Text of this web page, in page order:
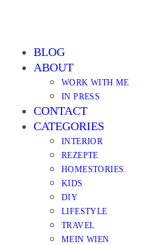
BLOG
ABOUT
WORK WITH ME
IN PRESS
CONTACT
CATEGORIES
INTERIOR
REZEPTE
HOMESTORIES
KIDS
DIY
LIFESTYLE
TRAVEL
MEIN WIEN